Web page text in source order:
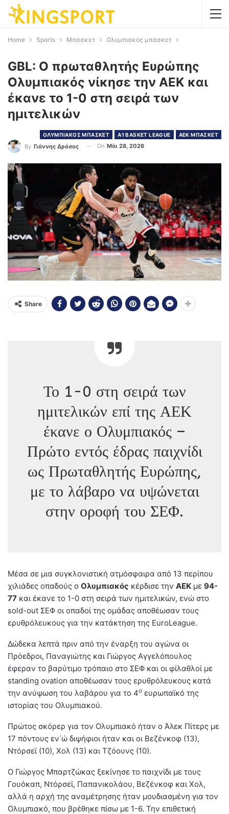
Home Sports Μπάσκετ Ολυμπιακός μπάσκετ
GBL: Ο πρωταθλητής Ευρώπης
Ολυμπιακός νίκησε την ΑΕΚ και
έκανε το 1-0 στη σειρά των
ημιτελικών
ΟΛΥΜΠΙΑΚΟΣ ΜΠΑΣΚΕΤ Α1 BASKET LEAGUE ΑΕΚ ΜΠΑΣΚΕΤ
By Γιάννης Δρόσος On Μάι 28, 2026
Share
Το 1-0 στη σειρά των
ημιτελικών επί της ΑΕΚ
έκανε ο Ολυμπιακός –
Πρώτο εντός έδρας παιχνίδι
ως Πρωταθλητής Ευρώπης,
με το λάβαρο να υψώνεται
στην οροφή του ΣΕΦ.
Μέσα σε μια συγκλονιστική ατμόσφαιρα από 13 περίπου
χιλιάδες οπαδούς ο Ολυμπιακός κέρδισε την ΑΕΚ με 94-
77 και έκανε το 1-0 στη σειρά των ημιτελικών, ενώ στο
sold-out ΣΕΦ οι οπαδοί της ομάδας αποθέωσαν τους
ερυθρόλευκους για την κατάκτηση της EuroLeague.
Δώδεκα λεπτά πριν από την έναρξη του αγώνα οι
Πρόεδροι, Παναγιώτης και Γιώργος Αγγελόπουλος
έφεραν το βαρύτιμο τρόπαιο στο ΣΕΦ και οι φίλαθλοί με
standing ovation αποθέωσαν τους ερυθρόλευκους κατά
την ανύψωση του λαβάρου για το 4ο ευρωπαϊκό της
ιστορίας του Ολυμπιακού.
Πρώτος σκόρερ για τον Ολυμπιακό ήταν ο Άλεκ Πίτερς με
17 πόντους εν΄ώ διψήφιοι ήταν και οι Βεζένκοφ (13),
Ντόρσεϊ (10), Χολ (13) και Τζόουνς (10).
Ο Γιώργος Μπαρτζώκας ξεκίνησε το παιχνίδι με τους
Γουόκαπ, Ντόρσεϊ, Παπανικολάου, Βεζένκοφ και Χολ,
αλλά η αρχή της αναμέτρησης ήταν μουδιασμένη για τον
Ολυμπιακό, που βρέθηκε πίσω με 1-6. Την επιθετική